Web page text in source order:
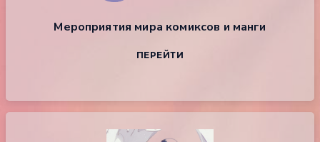
Мероприятия мира комиксов и манги
ПЕРЕЙТИ